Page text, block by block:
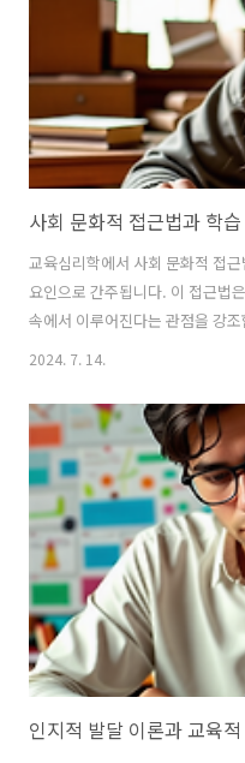
지고 있다는 점입니다. 즉, 개인
사회 문화적 접근법과 학습
교육심리학에서 사회 문화적 접
요인으로 간주됩니다. 이 접근법
속에서 이루어진다는 관점을 강
사회 문화적 접근법은 비고츠키
루어진다고 주장했습니다. 그에
속에서 타인과의 상호작용을 통
모나 교사의 도움을 받아 과제를
제를 해결할 수 있게 됩니다. 이
요소라고 볼 수 있습니다. 사회
접근법의 핵..
2024. 7. 14.
인지적 발달 이론과 교육